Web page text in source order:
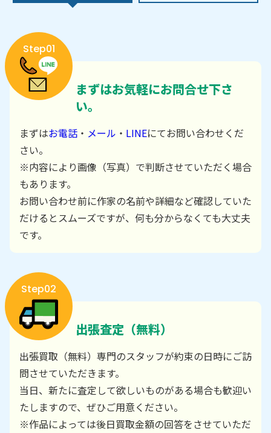
Step01
まずはお気軽にお問合せ下さ
い。
まずはお電話 ・ メール ・ LINEにてお問い合わせくだ
さい。
※内容により画像（写真）で判断させていただく場合
もあります。
お問い合わせ前に作家の名前や詳細など確認していた
だけるとスムーズですが、何も分からなくても大丈夫
です。
Step02
出張査定（無料）
出張買取（無料）専門のスタッフが約束の日時にご訪
問させていただきます。
当日、新たに査定して欲しいものがある場合も歓迎い
たしますので、ぜひご用意ください。
※作品によっては後日買取金額の回答をさせていただ